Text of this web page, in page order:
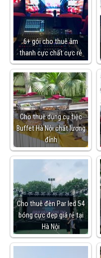
6+ gói cho thuê âm
thanh cực chất cực rẻ
Cho thuê dụng cụ tiệc
Buffet Hà Nội chất lượng
đỉnh
Cho thuê đèn Par led 54
bóng cực đẹp giá rẻ tại
Hà Nội